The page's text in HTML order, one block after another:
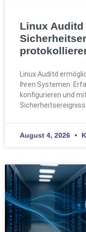
Linux Auditd
Linux Auditd
Ihren Systemen.
konfigurieren und
August 4, 2026